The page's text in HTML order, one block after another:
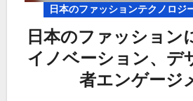
日本のファッションテクノロジ
日本のファッション
イノベーション、デ
者エンゲージ